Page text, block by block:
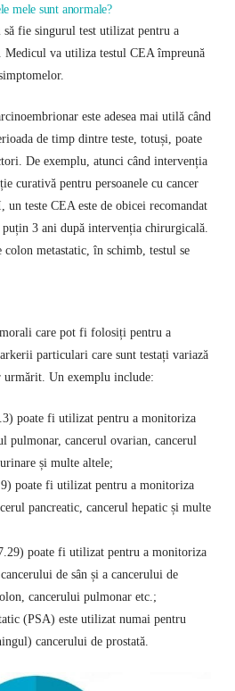
mele sunt anormale?
fie singurul test utilizat pentru a
Medicul va utiliza testul CEA împreună
este adesea mai utilă când
de timp dintre teste, totuși, poate
De exemplu, atunci când intervenția
curativă pentru persoanele cu cancer
teste CEA este de obicei recomandat
3 ani după intervenția chirurgicală.
metastatic, în schimb, testul se
care pot fi folosiți pentru a
particulari care sunt testați variază
Un exemplu include:
poate fi utilizat pentru a monitoriza
pulmonar, cancerul ovarian, cancerul
și multe altele;
poate fi utilizat pentru a monitoriza
pancreatic, cancerul hepatic și multe
poate fi utilizat pentru a monitoriza
de sân și a cancerului de
cancerului pulmonar etc.;
(PSA) este utilizat numai pentru
cancerului de prostată.